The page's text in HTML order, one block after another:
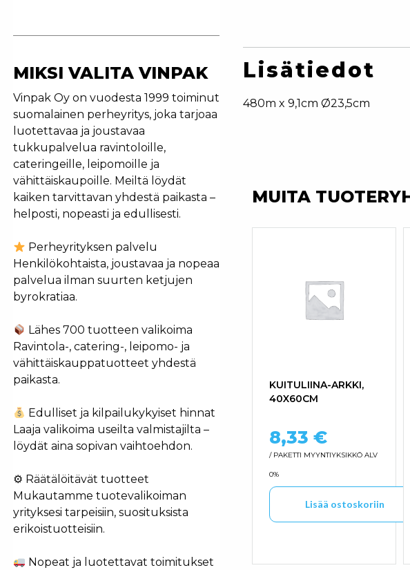
MIKSI VALITA VINPAK
Vinpak Oy on vuodesta 1999 toiminut
suomalainen perheyritys, joka tarjoaa
luotettavaa ja joustavaa
tukkupalvelua ravintoloille,
cateringeille, leipomoille ja
vähittäiskaupoille. Meiltä löydät
kaiken tarvittavan yhdestä paikasta –
helposti, nopeasti ja edullisesti.
Perheyrityksen palvelu
Henkilökohtaista, joustavaa ja nopeaa
palvelua ilman suurten ketjujen
byrokratiaa.
Lähes 700 tuotteen valikoima
Ravintola-, catering-, leipomo- ja
vähittäiskauppatuotteet yhdestä
paikasta.
Edulliset ja kilpailukykyiset hinnat
Laaja valikoima useilta valmistajilta –
löydät aina sopivan vaihtoehdon.
⚙ Räätälöitävät tuotteet
Mukautamme tuotevalikoiman
yrityksesi tarpeisiin, suosituksista
erikoistuotteisiin.
Nopeat ja luotettavat toimitukset
Lisätiedot
480m x 9,1cm Ø23,5cm
MUITA
KUITULIINA-ARKKI,
40X60CM
8,33 €
/ PAKETTI MYYNTIYKSIKKÖ ALV
0%
Lisää ostoskoriin